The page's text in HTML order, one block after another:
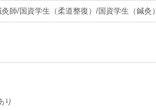
師/国資学生（柔道整復）/国資学生（鍼灸）
り